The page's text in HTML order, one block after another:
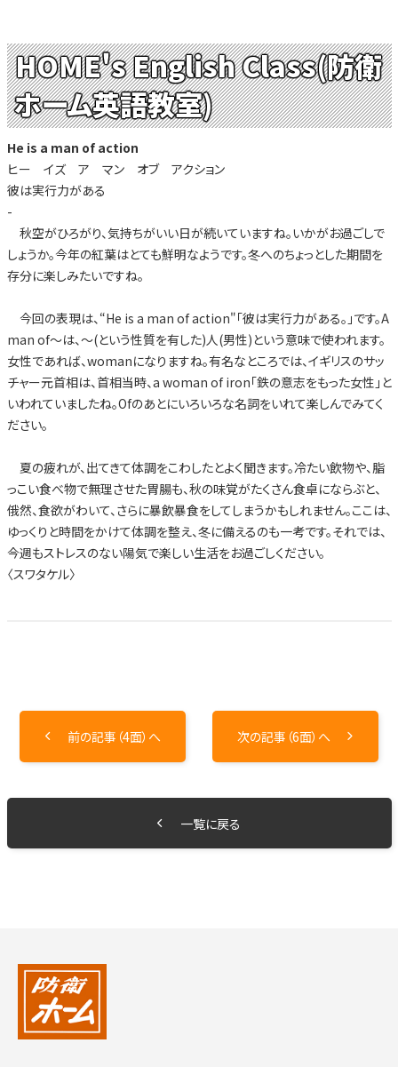
HOME's English Class(防衛
ホーム英語教室)
He is a man of action
ヒー イズ ア マン オブ アクション
彼は実行力がある
-
秋空がひろがり、気持ちがいい日が続いていますね。いかがお過ごしで
しょうか。今年の紅葉はとても鮮明なようです。冬へのちょっとした期間を
存分に楽しみたいですね。
今回の表現は、“He is a man of action"「彼は実行力がある。」です。A
man of～は、～(という性質を有した)人(男性)という意味で使われます。
女性であれば、womanになりますね。有名なところでは、イギリスのサッ
チャー元首相は、首相当時、a woman of iron「鉄の意志をもった女性」と
いわれていましたね。Ofのあとにいろいろな名詞をいれて楽しんでみてく
ださい。
夏の疲れが、出てきて体調をこわしたとよく聞きます。冷たい飲物や、脂
っこい食べ物で無理させた胃腸も、秋の味覚がたくさん食卓にならぶと、
俄然、食欲がわいて、さらに暴飲暴食をしてしまうかもしれません。ここは、
ゆっくりと時間をかけて体調を整え、冬に備えるのも一考です。それでは、
今週もストレスのない陽気で楽しい生活をお過ごしください。
〈スワタケル〉
前の記事（4面）へ 次の記事（6面）へ
一覧に戻る